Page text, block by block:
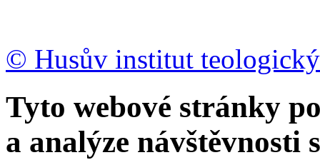
© Husův institut
Tyto webové stránky
a analýze návštěvnosti